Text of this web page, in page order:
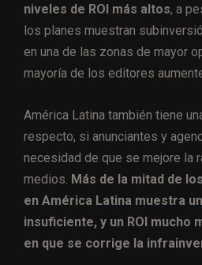
niveles de ROI más altos, a
los planes muestran
en una de las zonas de mayor
mayoría de los editores
América Latina también tiene
respecto, si anunciantes y
necesidad de que se mejore la
medios. Más de la mitad de
en América Latina muestra
insuficiente, y un ROI mucho
en que se corrige la